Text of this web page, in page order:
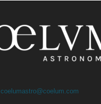
coelumastro@coelum.com